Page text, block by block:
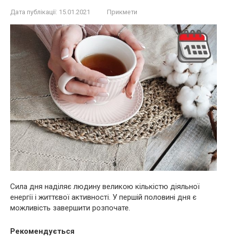
Дата публікації: 15.01.2021 Прикмети
Сила дня наділяє людину великою кількістю діяльної
енергії і життєвої активності. У першій половині дня є
можливість завершити розпочате.
Рекомендується